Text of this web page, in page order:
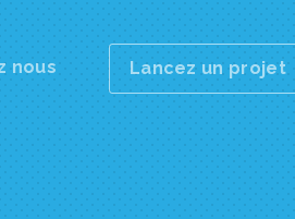
nous Lancez un projet